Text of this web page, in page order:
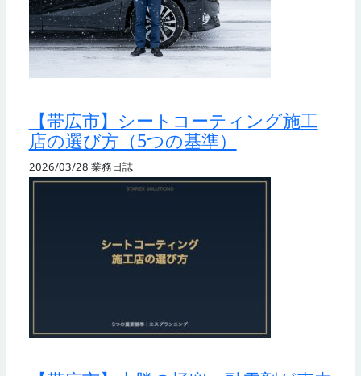
【帯広市】シートコーティング施工
店の選び方（5つの基準）
2026/03/28 業務日誌